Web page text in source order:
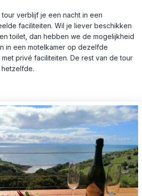
verblijf je een nacht in een
faciliteiten. Wil je liever beschikken
toilet, dan hebben we de mogelijkheid
in een motelkamer op dezelfde
privé faciliteiten. De rest van de tour
hetzelfde.